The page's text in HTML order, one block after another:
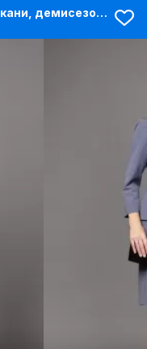
Жакет и юбка комплект из ткани, демисезон, деловой стиль